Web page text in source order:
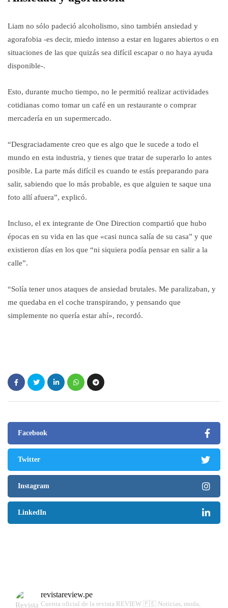
Liam no sólo padeció alcoholismo, sino también ansiedad y
agorafobia -es decir, miedo intenso a estar en lugares abiertos o en
situaciones de las que quizás sea difícil escapar o no haya ayuda
disponible-.
Esto, durante mucho tiempo, no le permitió realizar actividades
cotidianas como tomar un café en un restaurante o comprar
mercadería en un supermercado.
“Desgraciadamente creo que es algo que le sucede a todo el
mundo en esta industria, y tienes que tratar de superarlo lo antes
posible. La parte más difícil es cuando te estás preparando para
salir, sabiendo que lo más probable, es que alguien te saque una
foto allí afuera”, explicó.
Incluso, el ex integrante de One Direction compartió que hubo
épocas en su vida en las que «casi nunca salía de su casa” y que
existieron días en los que “ni siquiera podía pensar en salir a la
calle”.
“Solía tener unos ataques de ansiedad brutales. Me paralizaban, y
me quedaba en el coche transpirando, y pensando que
simplemente no quería estar ahí», recordó.
Facebook
Twitter
Instagram
LinkedIn
revistareview.pe
Cuenta oficial de la revista REVIEW 🇵🇪 Noticias, moda,